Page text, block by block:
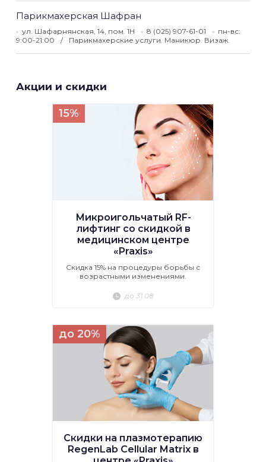
Парикмахерская Шафран
ул. Шафарнянская, 14, пом. 1Н 8 (025) 907-61-01
пн-вс:
9:00-21:00
Парикмахерские услуги. Маникюр. Визаж.
Акции и скидки
15%
Микроигольчатый RF-
лифтинг со скидкой в
медицинском центре
«Praxis»
Скидка 15% на процедуры борьбы с
возрастными изменениями.
до 31.08
до 20%
Скидки на плазмотерапию
RegenLab Cellular Matrix в